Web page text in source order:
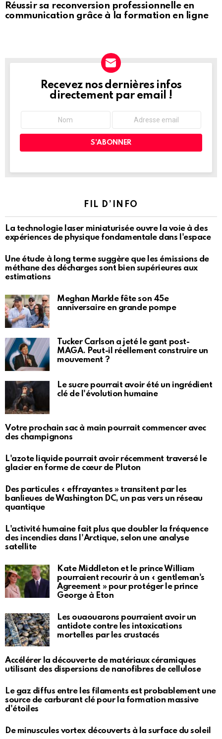
Réussir sa reconversion professionnelle en
communication grâce à la formation en ligne
NEWSLETTER
Recevez nos dernières infos
directement par email !
FIL D’INFO
La technologie laser miniaturisée ouvre la voie à des
expériences de physique fondamentale dans l'espace
Une étude à long terme suggère que les émissions de
méthane des décharges sont bien supérieures aux
estimations
Meghan Markle fête son 45e
anniversaire en grande pompe
Tucker Carlson a jeté le gant post-
MAGA. Peut-il réellement construire un
mouvement ?
Le sucre pourrait avoir été un ingrédient
clé de l'évolution humaine
Votre prochain sac à main pourrait commencer avec
des champignons
L'azote liquide pourrait avoir récemment traversé le
glacier en forme de cœur de Pluton
Des particules « effrayantes » transitent par les
banlieues de Washington DC, un pas vers un réseau
quantique
L'activité humaine fait plus que doubler la fréquence
des incendies dans l'Arctique, selon une analyse
satellite
Kate Middleton et le prince William
pourraient recourir à un « gentleman's
Agreement » pour protéger le prince
George à Eton
Les ouaouarons pourraient avoir un
antidote contre les intoxications
mortelles par les crustacés
Accélérer la découverte de matériaux céramiques
utilisant des dispersions de nanofibres de cellulose
Le gaz diffus entre les filaments est probablement une
source de carburant clé pour la formation massive
d'étoiles
De minuscules vortex découverts à la surface du soleil